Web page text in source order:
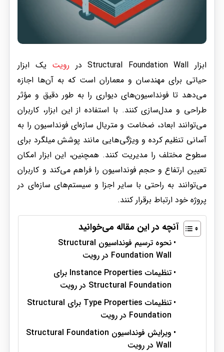
ابزار Structural Foundation Wall در رویت یک ابزار
حیاتی برای مهندسان و معماران است که به آن‌ها اجازه
می‌دهد تا فونداسیون‌های دیواری را به طور دقیق و مؤثر
طراحی و مدل‌سازی کنند. با استفاده از این ابزار، کاربران
می‌توانند ابعاد، ضخامت و متریال سازه‌ای فونداسیون را به
آسانی تنظیم کرده و ویژگی‌هایی مانند پوشش میلگرد برای
سطوح مختلف را مدیریت کنند. همچنین، این ابزار امکان
تعیین ارتفاع و حجم فونداسیون را فراهم می‌کند و کاربران
می‌توانند به راحتی با سایر اجزا و سیستم‌های سازه‌ای در
پروژه خود ارتباط برقرار کنند.
آنچه در این مقاله می‌خوانید
نحوه ترسیم فونداسیون Structural
Foundation Wall در رویت
تنظیمات Instance Properties برای
Structural Foundation در رویت
تنظیمات Type Properties برای Structural
Foundation در رویت
ویرایش فونداسیون Structural Foundation
Wall در رویت